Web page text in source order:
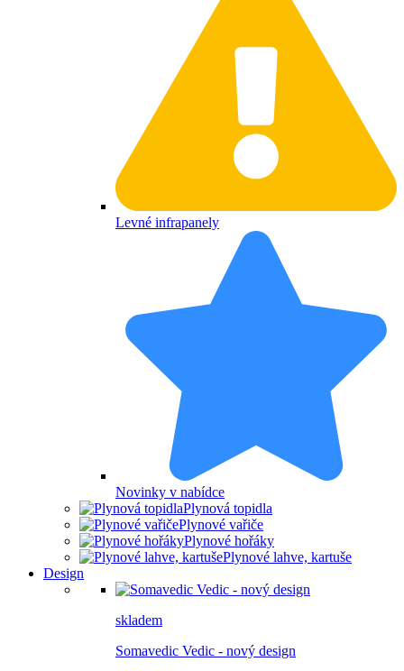
Levné infrapanely
Novinky v nabídce
Plynová topidla
Plynové vařiče
Plynové hořáky
Plynové lahve, kartuše
Design
skladem
Somavedic Vedic - nový design